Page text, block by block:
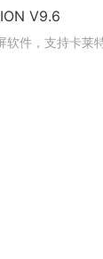
V9.6
软件，支持卡莱